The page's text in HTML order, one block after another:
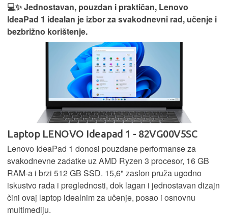
💻✨ Jednostavan, pouzdan i praktičan, Lenovo
IdeaPad 1 idealan je izbor za svakodnevni rad, učenje i
bezbrižno korištenje.
Laptop LENOVO Ideapad 1 - 82VG00V5SC
Lenovo IdeaPad 1 donosi pouzdane performanse za
svakodnevne zadatke uz AMD Ryzen 3 procesor, 16 GB
RAM-a i brzi 512 GB SSD. 15,6" zaslon pruža ugodno
iskustvo rada i preglednosti, dok lagan i jednostavan dizajn
čini ovaj laptop idealnim za učenje, posao i osnovnu
multimediju.